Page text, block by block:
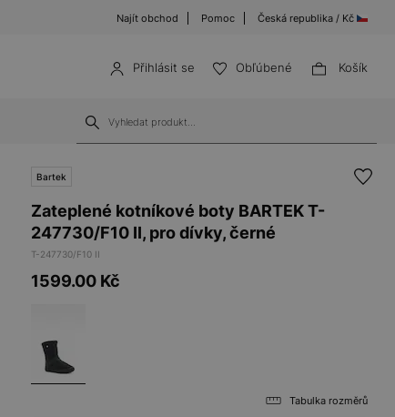
Najít obchod Pomoc Česká republika / Kč
Přihlásit se Obľúbené Košík
Bartek
Zateplené kotníkové boty BARTEK T-
247730/F10 II, pro dívky, černé
T-247730/F10 II
1599.00 Kč
Tabulka rozměrů